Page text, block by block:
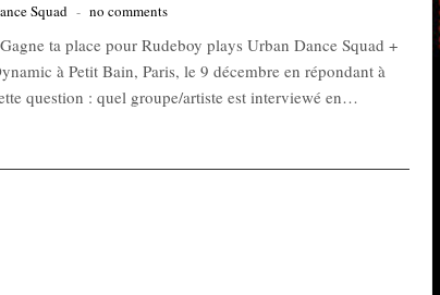
Squad - no comments
Gagne ta place pour Rudeboy plays Urban Dance Squad +
à Petit Bain, Paris, le 9 décembre en répondant à
question : quel groupe/artiste est interviewé en…